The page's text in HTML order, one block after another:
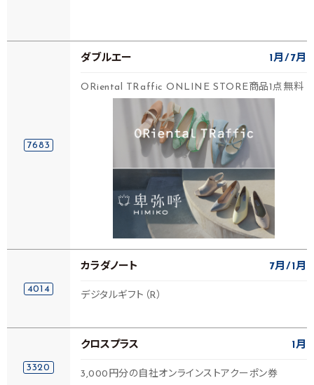
7683
ダブルエー 1月 7月
ORiental TRaffic ONLINE STORE商品1点無料
4014
カラダノート 7月 1月
デジタルギフト（R）
3320
クロスプラス 1月
3,000円分の自社オンラインストアクーポン券